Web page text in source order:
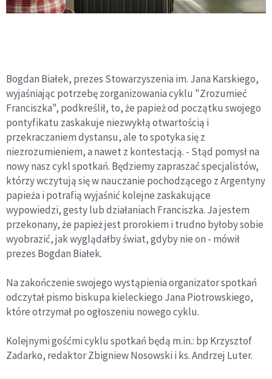
Bogdan Białek, prezes Stowarzyszenia im. Jana Karskiego,
wyjaśniając potrzebę zorganizowania cyklu "Zrozumieć
Franciszka", podkreślił, to, że papież od początku swojego
pontyfikatu zaskakuje niezwykłą otwartością i
przekraczaniem dystansu, ale to spotyka się z
niezrozumieniem, a nawet z kontestacją. - Stąd pomysł na
nowy nasz cykl spotkań. Będziemy zapraszać specjalistów,
którzy wczytują się w nauczanie pochodzącego z Argentyny
papieża i potrafią wyjaśnić kolejne zaskakujące
wypowiedzi, gesty lub działaniach Franciszka. Ja jestem
przekonany, że papież jest prorokiem i trudno byłoby sobie
wyobrazić, jak wyglądałby świat, gdyby nie on - mówił
prezes Bogdan Białek.
Na zakończenie swojego wystąpienia organizator spotkań
odczytał pismo biskupa kieleckiego Jana Piotrowskiego,
które otrzymał po ogłoszeniu nowego cyklu.
Kolejnymi gośćmi cyklu spotkań będą m.in.: bp Krzysztof
Zadarko, redaktor Zbigniew Nosowski i ks. Andrzej Luter.